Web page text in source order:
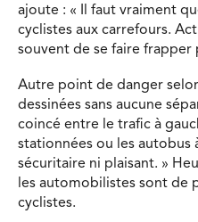
ajoute : « Il faut vraiment
cyclistes aux carrefours.
souvent de se faire
Autre point de danger
dessinées sans aucune
coincé entre le trafic à
stationnées ou les autobus
sécuritaire ni plaisant. »
les automobilistes sont de
cyclistes.